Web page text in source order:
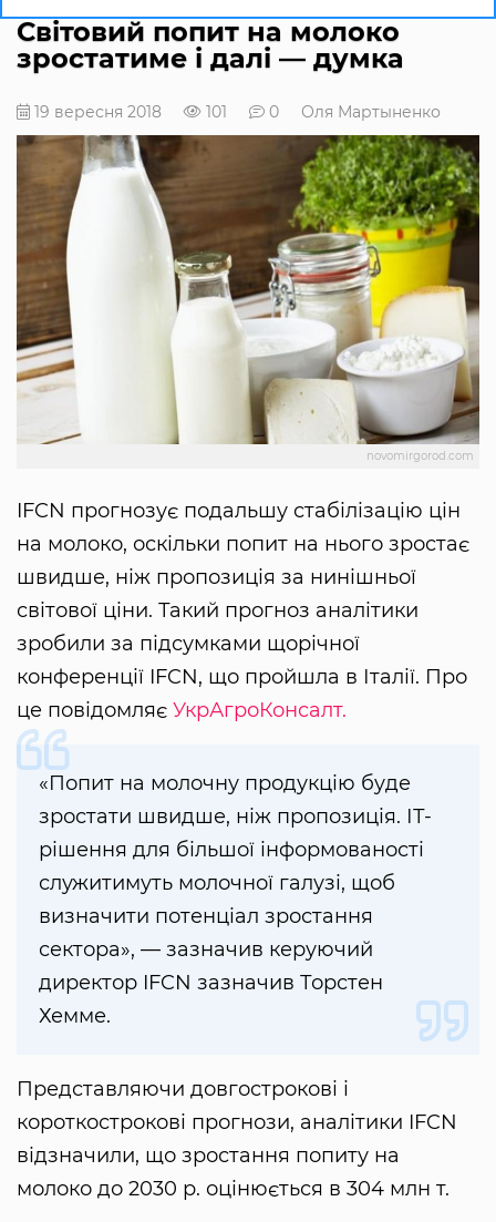
Світовий попит на молоко
зростатиме і далі — думка
19 вересня 2018 101 0 Оля Мартыненко
novomirgorod.com
IFCN прогнозує подальшу стабілізацію цін
на молоко, оскільки попит на нього зростає
швидше, ніж пропозиція за нинішньої
світової ціни. Такий прогноз аналітики
зробили за підсумками щорічної
конференції IFCN, що пройшла в Італії. Про
це повідомляє УкрАгроКонсалт.
«Попит на молочну продукцію буде
зростати швидше, ніж пропозиція. ІТ-
рішення для більшої інформованості
служитимуть молочної галузі, щоб
визначити потенціал зростання
сектора», — зазначив керуючий
директор IFCN зазначив Торстен
Хемме.
Представляючи довгострокові і
короткострокові прогнози, аналітики IFCN
відзначили, що зростання попиту на
молоко до 2030 р. оцінюється в 304 млн т.